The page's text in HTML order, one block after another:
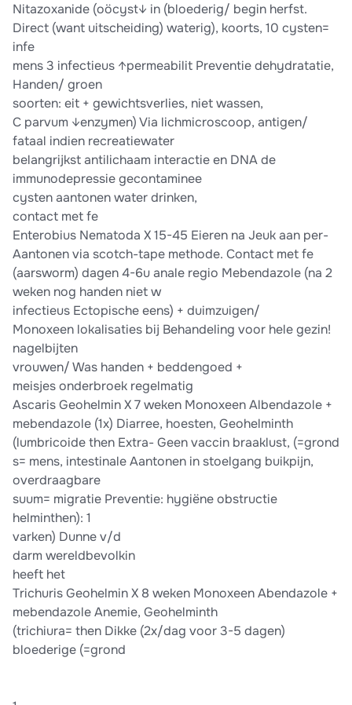
Nitazoxanide (oöcyst↓ in (bloederig/ begin herfst.
Direct (want uitscheiding) waterig), koorts, 10 cysten=
infe
mens 3 infectieus ↑permeabilit Preventie dehydratatie,
Handen/ groen
soorten: eit + gewichtsverlies, niet wassen,
C parvum ↓enzymen) Via lichmicroscoop, antigen/
fataal indien recreatiewater
belangrijkst antilichaam interactie en DNA de
immunodepressie gecontaminee
cysten aantonen water drinken,
contact met fe
Enterobius Nematoda X 15-45 Eieren na Jeuk aan per-
Aantonen via scotch-tape methode. Contact met fe
(aarsworm) dagen 4-6u anale regio Mebendazole (na 2
weken nog handen niet w
infectieus Ectopische eens) + duimzuigen/
Monoxeen lokalisaties bij Behandeling voor hele gezin!
nagelbijten
vrouwen/ Was handen + beddengoed +
meisjes onderbroek regelmatig
Ascaris Geohelmin X 7 weken Monoxeen Albendazole +
mebendazole (1x) Diarree, hoesten, Geohelminth
(lumbricoide then Extra- Geen vaccin braaklust, (=grond
s= mens, intestinale Aantonen in stoelgang buikpijn,
overdraagbare
suum= migratie Preventie: hygiëne obstructie
helminthen): 1
varken) Dunne v/d
darm wereldbevolkin
heeft het
Trichuris Geohelmin X 8 weken Monoxeen Abendazole +
mebendazole Anemie, Geohelminth
(trichiura= then Dikke (2x/dag voor 3-5 dagen)
bloederige (=grond